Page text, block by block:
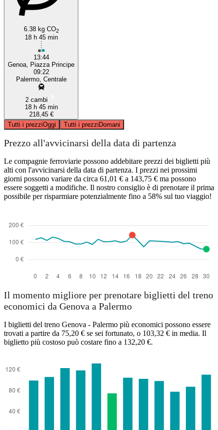
6.38 kg CO2
18 h 45 min
13:44
Genoa, Piazza Principe
09:22
Palermo, Centrale
2 cambi
18 h 45 min
218,45 €
Tutti i prezziOggi Tutti i prezziDomani
Prezzo all'avvicinarsi della data di partenza
Le compagnie ferroviarie possono addebitare prezzi dei biglietti più
alti con l'avvicinarsi della data di partenza. I prezzi nei prossimi
giorni possono variare da circa 61,01 € a 143,75 € ma possono
essere soggetti a modifiche. Il nostro consiglio è di prenotare il prima
possibile per risparmiare potenzialmente fino a 58% sul tuo viaggio!
Il momento migliore per prenotare biglietti del treno
economici da Genova a Palermo
I biglietti del treno Genova - Palermo più economici possono essere
trovati a partire da 75,20 € se sei fortunato, o 103,32 € in media. Il
biglietto più costoso può costare fino a 132,20 €.